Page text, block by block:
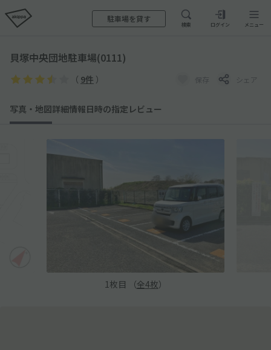
駐車場を貸す
検索 ログイン メニュー
貝塚中央団地駐車場(0111)
（ 9件 ） 保存 シェア
写真・地図詳細情報日時の指定 レビュー
1 枚目 （全4枚）